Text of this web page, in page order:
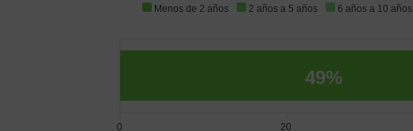
Menos de 2 años 2 años a 5 años 6 años a 10 años
20
0
49%